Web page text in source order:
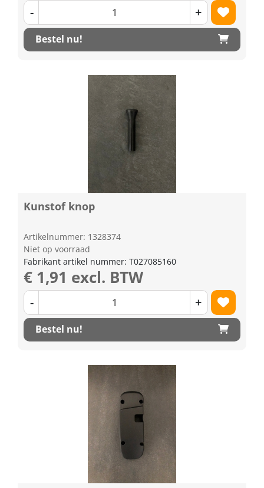
- +
Bestel nu!
Kunstof knop
Artikelnummer: 1328374
Niet op voorraad
Fabrikant artikel nummer: T027085160
€ 1,91 excl. BTW
- +
Bestel nu!